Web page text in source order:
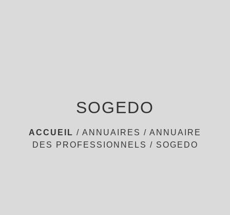
SOGEDO
ACCUEIL / ANNUAIRES / ANNUAIRE
DES PROFESSIONNELS / SOGEDO